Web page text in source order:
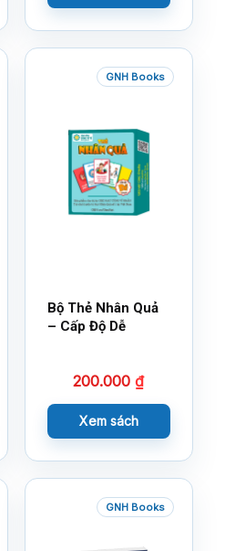
GNH Books
Bộ Thẻ Nhân Quả
– Cấp Độ Dễ
200.000₫
Xem sách
GNH Books